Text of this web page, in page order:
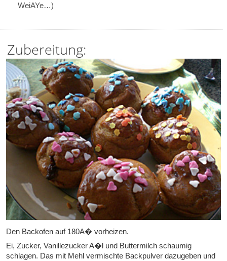
WeiAYe…)
Zubereitung:
Den Backofen auf 180A� vorheizen.
Ei, Zucker, Vanillezucker A�l und Buttermilch schaumig
schlagen. Das mit Mehl vermischte Backpulver dazugeben und